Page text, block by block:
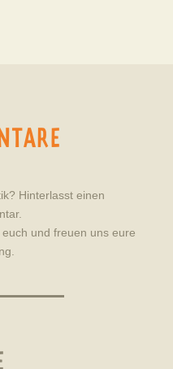
Hinterlasst einen
und freuen uns eure